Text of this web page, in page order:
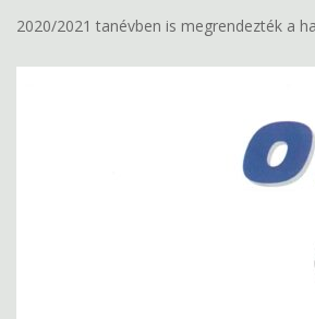
2020/2021 tanévben is megrendezték a